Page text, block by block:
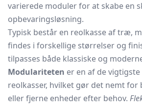
varierede moduler for at skabe en
opbevaringsløsning.
Typisk består en reolkasse af træ,
findes i forskellige størrelser og
tilpasses både klassiske og
Modulariteten er en af de
reolkasser, hvilket gør det nemt
eller fjerne enheder efter behov.